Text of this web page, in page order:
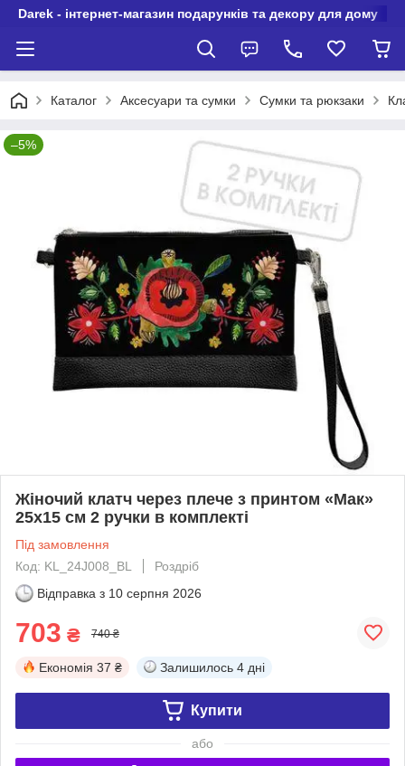
Darek - інтернет-магазин подарунків та декору для дому
Каталог Аксесуари та сумки Сумки та рюкзаки
–5%
Жіночий клатч через плече з принтом «Мак»
25х15 см 2 ручки в комплекті
Під замовлення
Код: KL_24J008_BL
Роздріб
Відправка з 10 серпня 2026
703 ₴ 740 ₴
Економія 37 ₴ Залишилось 4 дні
Купити
або